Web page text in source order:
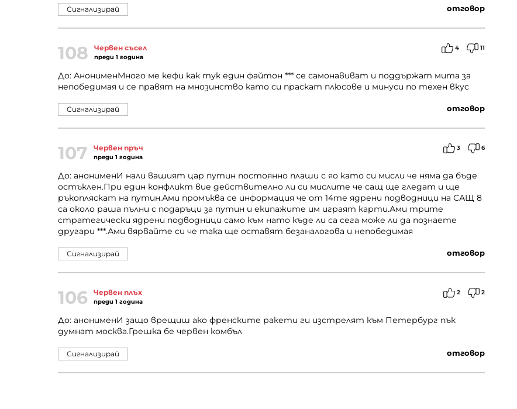
отговор
Сигнализирай
108 Червен съсел
преди 1 година
4 11
До: АнонименМного ме кефи как тук един файтон *** се самонавиват и поддържат мита за
непобедимая и се правят на мнозинство като си праскат плюсове и минуси по техен вкус
отговор
Сигнализирай
107 Червен пръч
преди 1 година
3 6
До: анонименИ нали вашият цар путин постоянно плаши с яо като си мисли че няма да бъде
остъклен.При един конфликт вие действително ли си мислите че сащ ще гледат и ще
ръкопляскат на путин.Ами промъква се информация че от 14те ядрени подводници на САЩ 8
са около раша пълни с подаръци за путин и екипажите им играят карти.Ами трите
стратегически ядрени подводници само към нато къде ли са сега може ли да познаете
другари ***.Ами вярвайте си че така ще оставят безаналогова и непобедимая
отговор
Сигнализирай
106 Червен плъх
преди 1 година
2 2
До: анонименИ защо врещиш ако френските ракети ги изстрелят към Петербург пък
думнат москва.Грешка бе червен комбъл
отговор
Сигнализирай